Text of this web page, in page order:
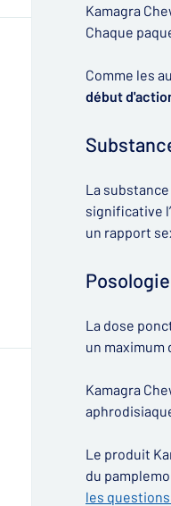
Kamagra
Chaque
Comme les
début
La
significative
un rapport
La dose
un maximum
Kamagra
Le produit
du
les